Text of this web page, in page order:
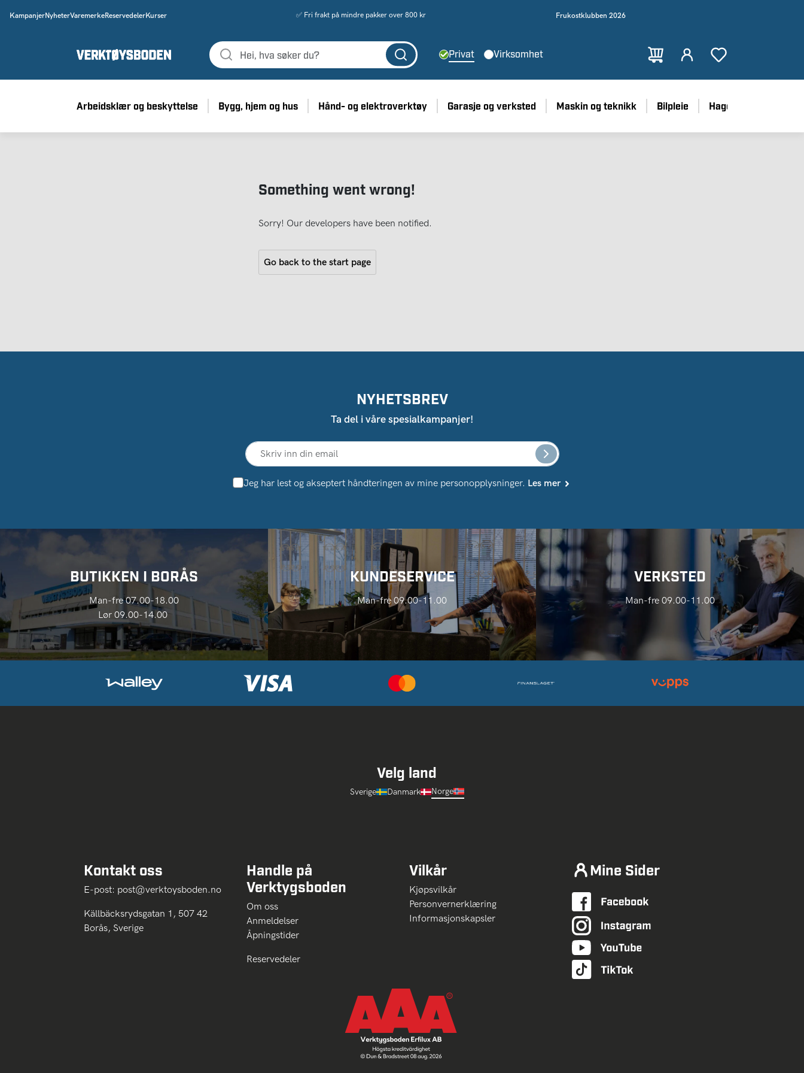
KampanjerNyheterVaremerkeReservedelerKurser ✅ Fri frakt på mindre pakker over 800 kr Frukostklubben 2026
Privat Virksomhet
Arbeidsklær og beskyttelse Bygg, hjem og hus Hånd- og elektroverktøy Garasje og verksted Maskin og teknikk Bilpleie Hage
Something went wrong!
Sorry! Our developers have been notified.
Go back to the start page
NYHETSBREV
Ta del i våre spesialkampanjer!
Jeg har lest og akseptert håndteringen av mine personopplysninger. Les mer
BUTIKKEN I BORÅS
Man-fre 07.00-18.00
Lør 09.00-14.00
KUNDESERVICE
Man-fre 09.00-11.00
VERKSTED
Man-fre 09.00-11.00
Velg land
Sverige Danmark Norge
Kontakt oss
E-post: post@verktoysboden.no
Källbäcksrydsgatan 1, 507 42
Borås, Sverige
Handle på
Verktygsboden
Om oss
Anmeldelser
Åpningstider
Reservedeler
Vilkår
Kjøpsvilkår
Personvernerklæring
Informasjonskapsler
Mine Sider